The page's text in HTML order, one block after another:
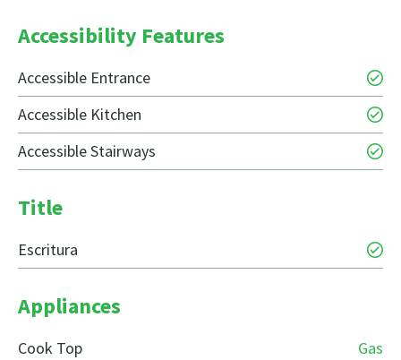
Accessibility Features
Accessible Entrance
Accessible Kitchen
Accessible Stairways
Title
Escritura
Appliances
Cook Top
Gas